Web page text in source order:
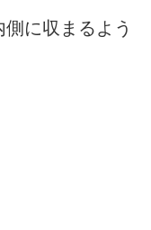
に収まるよう